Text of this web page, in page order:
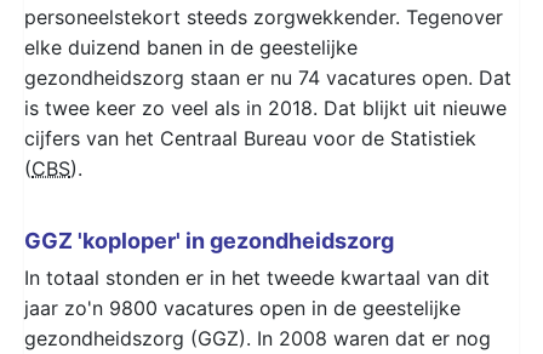
personeelstekort steeds zorgwekkender. Tegenover
elke duizend banen in de geestelijke
gezondheidszorg staan er nu 74 vacatures open. Dat
is twee keer zo veel als in 2018. Dat blijkt uit nieuwe
cijfers van het Centraal Bureau voor de Statistiek
(CBS).
GGZ 'koploper' in gezondheidszorg
In totaal stonden er in het tweede kwartaal van dit
jaar zo'n 9800 vacatures open in de geestelijke
gezondheidszorg (GGZ). In 2008 waren dat er nog